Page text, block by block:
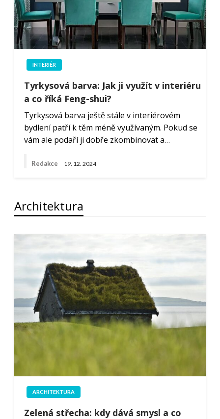
INTERIÉR
Tyrkysová barva: Jak ji využít v interiéru
a co říká Feng-shui?
Tyrkysová barva ještě stále v interiérovém
bydlení patří k těm méně využívaným. Pokud se
vám ale podaří ji dobře zkombinovat a…
Redakce 19. 12. 2024
Architektura
ARCHITEKTURA
Zelená střecha: kdy dává smysl a co